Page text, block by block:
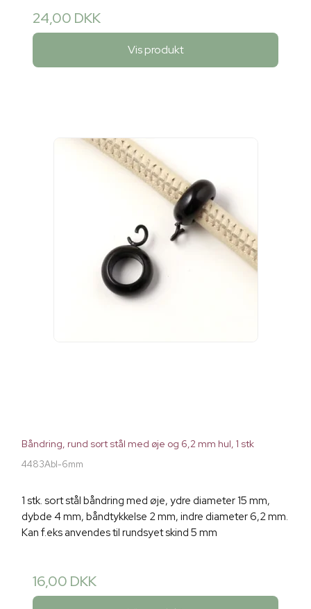
24,00 DKK
Vis produkt
Båndring, rund sort stål med øje og 6,2 mm hul, 1 stk
4483Abl-6mm
1 stk. sort stål båndring med øje, ydre diameter 15 mm,
dybde 4 mm, båndtykkelse 2 mm, indre diameter 6,2 mm.
Kan f.eks anvendes til rundsyet skind 5 mm
16,00 DKK